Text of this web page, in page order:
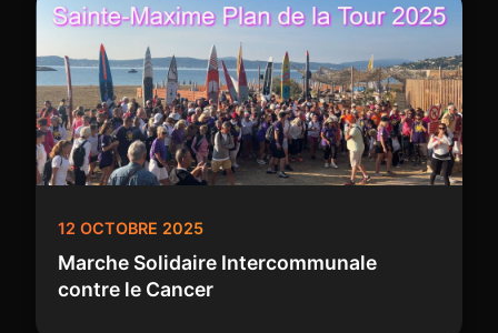
12 OCTOBRE 2025
Marche Solidaire Intercommunale
contre le Cancer